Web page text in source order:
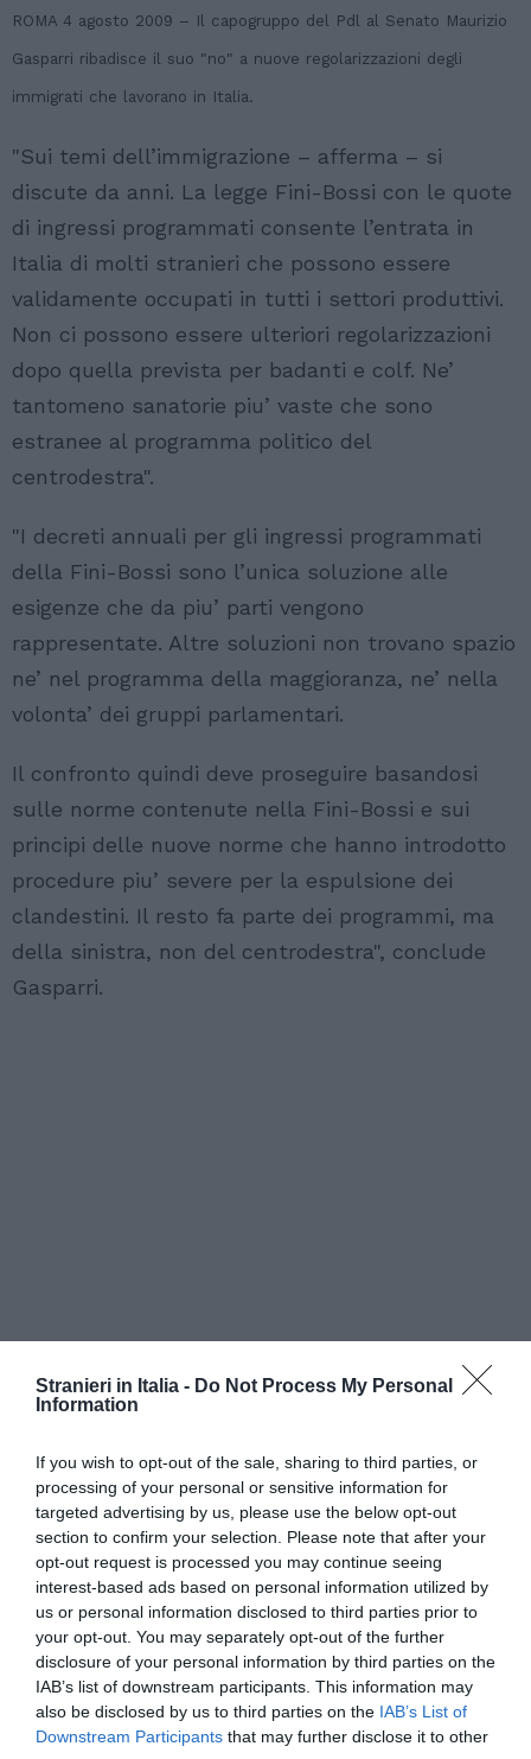
Stranieri in Italia - Do Not Process My Personal
Information
If you wish to opt-out of the sale, sharing to third parties, or
processing of your personal or sensitive information for
targeted advertising by us, please use the below opt-out
section to confirm your selection. Please note that after your
opt-out request is processed you may continue seeing
interest-based ads based on personal information utilized by
us or personal information disclosed to third parties prior to
your opt-out. You may separately opt-out of the further
disclosure of your personal information by third parties on the
IAB’s list of downstream participants. This information may
also be disclosed by us to third parties on the IAB’s List of
Downstream Participants that may further disclose it to other
ROMA 4 agosto 2009 – Il capogruppo del Pdl al Senato Maurizio
Gasparri ribadisce il suo "no" a nuove regolarizzazioni degli
immigrati che lavorano in Italia.
"Sui temi dell’immigrazione – afferma – si
discute da anni. La legge Fini-Bossi con le quote
di ingressi programmati consente l’entrata in
Italia di molti stranieri che possono essere
validamente occupati in tutti i settori produttivi.
Non ci possono essere ulteriori regolarizzazioni
dopo quella prevista per badanti e colf. Ne’
tantomeno sanatorie piu’ vaste che sono
estranee al programma politico del
centrodestra".
"I decreti annuali per gli ingressi programmati
della Fini-Bossi sono l’unica soluzione alle
esigenze che da piu’ parti vengono
rappresentate. Altre soluzioni non trovano spazio
ne’ nel programma della maggioranza, ne’ nella
volonta’ dei gruppi parlamentari.
Il confronto quindi deve proseguire basandosi
sulle norme contenute nella Fini-Bossi e sui
principi delle nuove norme che hanno introdotto
procedure piu’ severe per la espulsione dei
clandestini. Il resto fa parte dei programmi, ma
della sinistra, non del centrodestra", conclude
Gasparri.
L’APERTURA DI BONDI
”Mi considero un amico sincero della Lega nel
senso che ho stima dei suoi dirigenti a partire da
Umberto Bossi e giudico da tempo l’alleanza
politica e di Governo del Pdl con la Lega una